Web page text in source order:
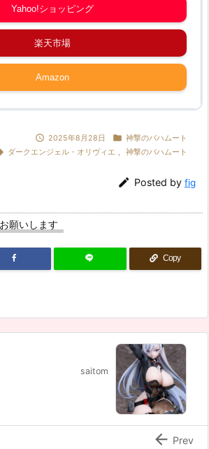
Yahoo!ショッピング
楽天市場
Amazon
 2025年8月28日  神撃のバハムート
ダークエンジェル・オリヴィエ , 神撃のバハムート
 Posted by fig
願いします
Copy
saitom
 Prev